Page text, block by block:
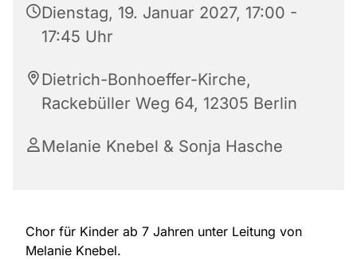
Dienstag, 19. Januar 2027, 17:00 -
17:45 Uhr
Dietrich-Bonhoeffer-Kirche,
Rackebüller Weg 64, 12305 Berlin
Melanie Knebel & Sonja Hasche
Chor für Kinder ab 7 Jahren unter Leitung von
Melanie Knebel.